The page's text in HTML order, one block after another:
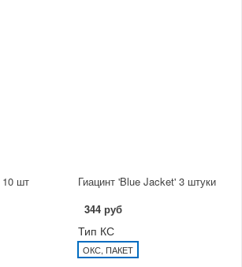
шт
Гиацинт 'Blue Jacket' 3 штуки
344 руб
Тип КС
ОКС, ПАКЕТ